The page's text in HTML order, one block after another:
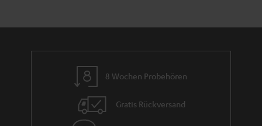
r
a
n
8 Wochen Probehören
Gratis Rückversand